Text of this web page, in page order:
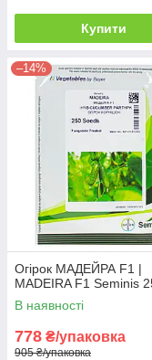
Купити
–14%
Огірок МАДЕЙРА F1 |
MADEIRA F1 Seminis
В наявності
778 ₴/упаковка
905 ₴/упаковка